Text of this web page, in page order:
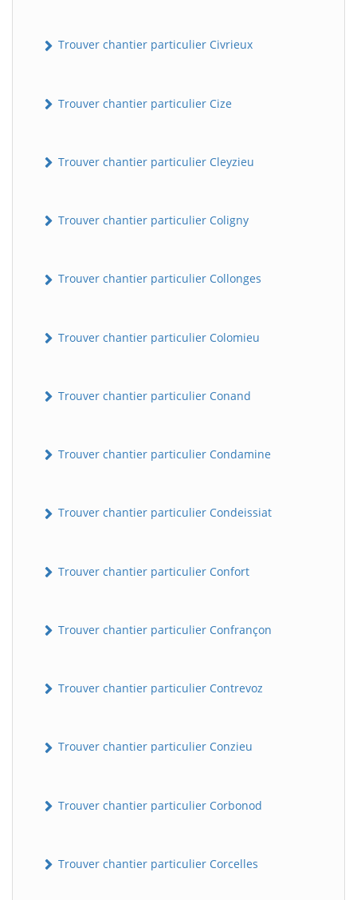
Trouver chantier particulier Civrieux
Trouver chantier particulier Cize
Trouver chantier particulier Cleyzieu
Trouver chantier particulier Coligny
Trouver chantier particulier Collonges
Trouver chantier particulier Colomieu
Trouver chantier particulier Conand
Trouver chantier particulier Condamine
Trouver chantier particulier Condeissiat
Trouver chantier particulier Confort
Trouver chantier particulier Confrançon
Trouver chantier particulier Contrevoz
Trouver chantier particulier Conzieu
Trouver chantier particulier Corbonod
Trouver chantier particulier Corcelles
B Assistant en ligne